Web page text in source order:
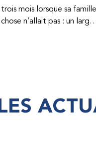
mois lorsque sa famille
n’allait pas : un large
son corps. À l’époque,
se procurer. Afin que son